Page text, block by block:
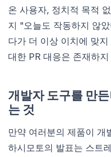
온 사용자, 정치적 목적
지 "오늘도 작동하지 않
다가 더 이상 이치에 맞
대한 PR 대응은 존재하
개발자 도구를 만
는 것
만약 여러분의 제품이 개
하시모토의 발표는 스트